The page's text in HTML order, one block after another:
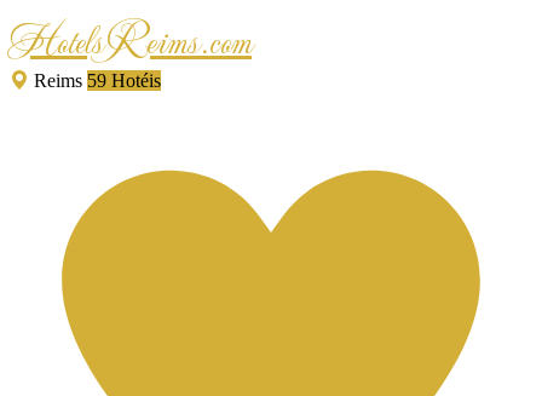
HotelsReims.com
Reims 59 Hotéis